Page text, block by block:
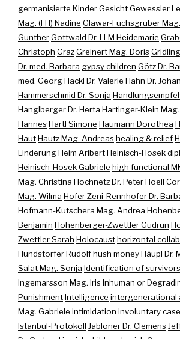
germanisierte KinderGesichtGewessler
Mag. (FH) Nadine Glawar-Fuchsgruber
GuntherGottwald Dr. LLM Heidemarie
Christoph GrazGreinert Mag. Doris
Dr. med. Barbara gypsy children Götz Dr.
med. GeorgHackl Dr. Valerie Hahn Dr.
Hammerschmid Dr. Sonja
Hanglberger Dr. Herta Hartinger-Klein
HannesHartl Simone Haumann Dorothea
HautHautz Mag. Andreashealing & relief
LinderungHeim AribertHeinisch-Hosek
Heinisch-Hosek Gabriele high functional
Mag. Christina Hochnetz Dr. PeterHoell
Mag. Wilma Hofer-Zeni-Rennhofer Dr.
Hofmann-Kutschera Mag. Andrea
Benjamin Hohenberger-Zwettler Gudrun
Zwettler Sarah Holocausthorizontal
Hundstorfer Rudolfhush moneyHäupl Dr.
Salat Mag. Sonja Identification of survivors
Ingemarsson Mag. IrisInhuman or
PunishmentIntelligence intergenerational
Mag. Gabriele intimidation involuntary
Istanbul-Protokoll Jabloner Dr. Clemens